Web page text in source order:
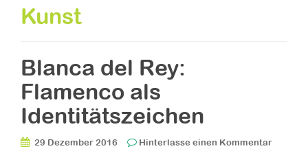
Kunst
Blanca del Rey:
Flamenco als
Identitätszeichen
29 Dezember 2016
Hinterlasse einen Kommentar